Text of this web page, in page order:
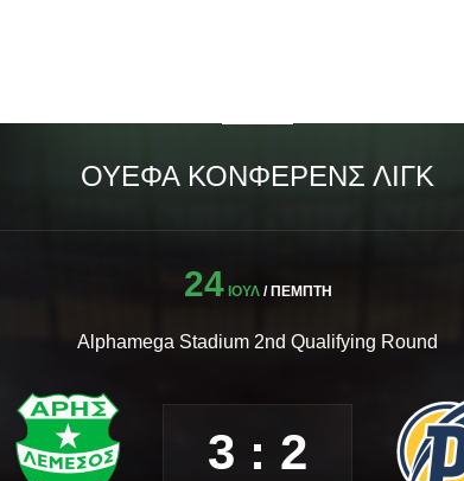
ΟΥΕΦΑ ΚΌΝΦΕΡΕΝΣ ΛΙΓΚ
24ΙΟΥΛ/ ΠΕΜΠΤΗ
Alphamega Stadium 2nd Qualifying Round
3 : 2